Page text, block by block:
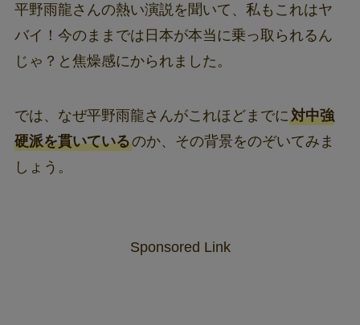
平野雨龍さんの熱い演説を聞いて、私もこれはヤ
バイ！今のままでは日本が本当に乗っ取られるん
じゃ？と焦燥感にかられました。
では、なぜ平野雨龍さんがこれほどまでに対中強
硬派を貫いているのか、その背景をのぞいてみま
しょう。
Sponsored Link